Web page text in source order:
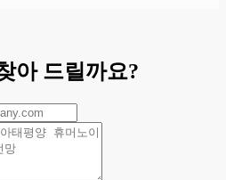
아 드릴까요?